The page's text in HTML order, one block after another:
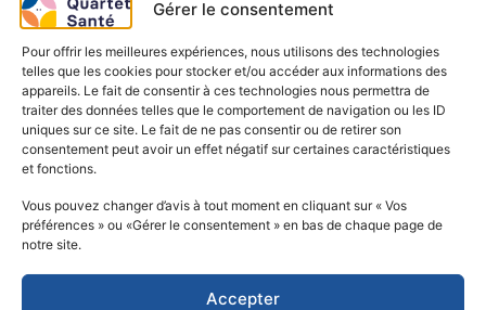
Gérer le consentement
Pour offrir les meilleures expériences, nous utilisons des technologies
telles que les cookies pour stocker et/ou accéder aux informations des
appareils. Le fait de consentir à ces technologies nous permettra de
traiter des données telles que le comportement de navigation ou les ID
uniques sur ce site. Le fait de ne pas consentir ou de retirer son
consentement peut avoir un effet négatif sur certaines caractéristiques
et fonctions.
Vous pouvez changer d’avis à tout moment en cliquant sur « Vos
préférences » ou «Gérer le consentement » en bas de chaque page de
notre site.
Accepter
Ces articles peuvent vous
intéresser